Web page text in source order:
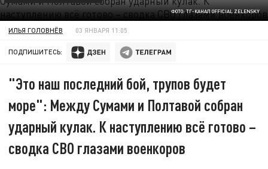
ФОТО: ТГ-КАНАЛ OFFICIAL ZELENSKY
ИЛЬЯ ГОЛОВНЁВ 03 ЯНВАРЯ 11:05
ПОДПИШИТЕСЬ:
"Это наш последний бой, трупов будет
море": Между Сумами и Полтавой собран
ударный кулак. К наступлению всё готово –
сводка СВО глазами военкоров